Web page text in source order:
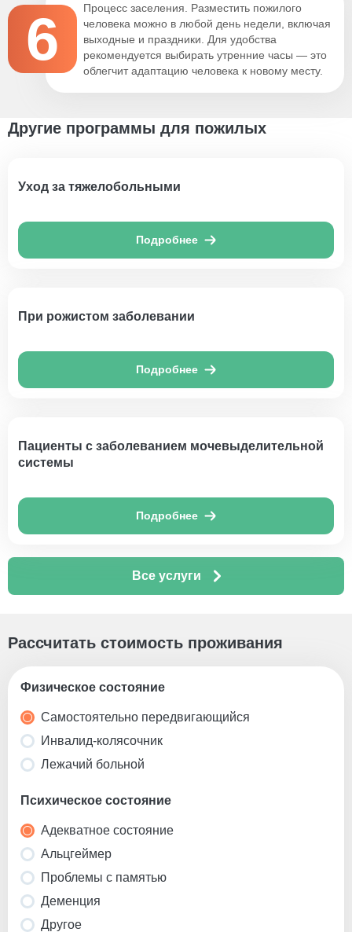
6
Процесс заселения. Разместить пожилого
человека можно в любой день недели, включая
выходные и праздники. Для удобства
рекомендуется выбирать утренние часы — это
облегчит адаптацию человека к новому месту.
Другие программы для пожилых
Уход за тяжелобольными
Подробнее
При рожистом заболевании
Подробнее
Пациенты с заболеванием мочевыделительной
системы
Подробнее
Все услуги
Рассчитать стоимость проживания
Физическое состояние
Самостоятельно передвигающийся
Инвалид-колясочник
Лежачий больной
Психическое состояние
Адекватное состояние
Альцгеймер
Проблемы с памятью
Деменция
Другое